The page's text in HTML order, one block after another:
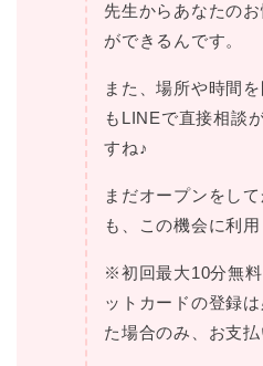
先生からあなたの
ができるんです。
また、場所や時間
もLINEで直接相談
すね♪
まだオープンをし
も、この機会に利
※初回最大10分無
ットカードの登録
た場合のみ、お支払